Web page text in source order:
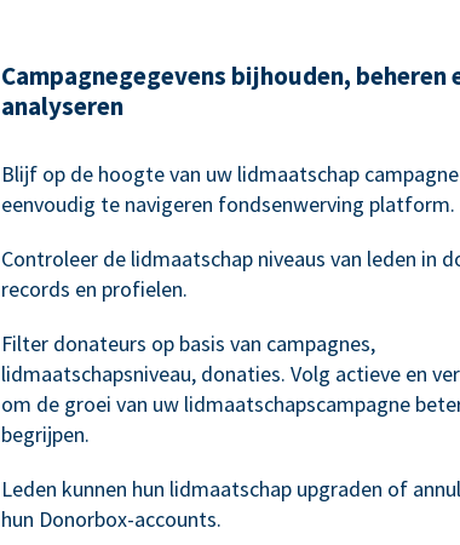
Campagnegegevens bijhouden, beheren
analyseren
Blijf op de hoogte van uw lidmaatschap
eenvoudig te navigeren fondsenwerving platform.
Controleer de lidmaatschap niveaus van leden in
records en profielen.
Filter donateurs op basis van campagnes,
lidmaatschapsniveau, donaties. Volg actieve en
om de groei van uw lidmaatschapscampagne
begrijpen.
Leden kunnen hun lidmaatschap upgraden of
hun Donorbox-accounts.